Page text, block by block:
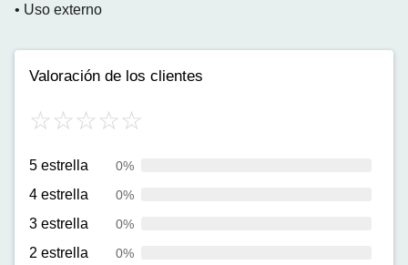
• Uso externo
Valoración de los clientes
5 estrella 0%
4 estrella 0%
3 estrella 0%
2 estrella 0%